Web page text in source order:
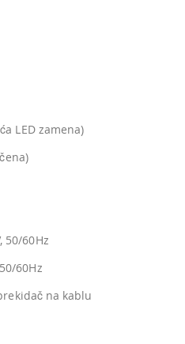
LED zamena)
50/60Hz
60Hz
na kablu